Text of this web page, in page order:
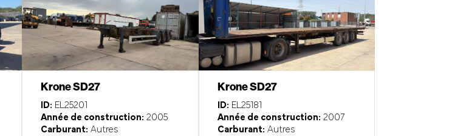
Krone SD27
ID: EL25201
Année de construction: 2005
Carburant: Autres
Krone SD27
ID: EL25181
Année de construction: 2007
Carburant: Autres